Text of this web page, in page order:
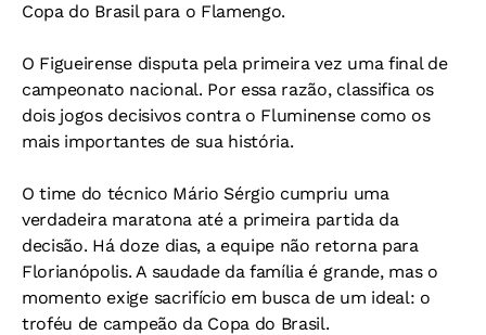
Copa do Brasil para o Flamengo.
O Figueirense disputa pela primeira vez uma final de
campeonato nacional. Por essa razão, classifica os
dois jogos decisivos contra o Fluminense como os
mais importantes de sua história.
O time do técnico Mário Sérgio cumpriu uma
verdadeira maratona até a primeira partida da
decisão. Há doze dias, a equipe não retorna para
Florianópolis. A saudade da família é grande, mas o
momento exige sacrifício em busca de um ideal: o
troféu de campeão da Copa do Brasil.